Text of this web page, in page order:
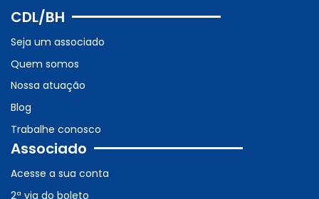
CDL/BH
Seja um associado
Quem somos
Nossa atuação
Blog
Trabalhe conosco
Associado
Acesse a sua conta
2ª via do boleto